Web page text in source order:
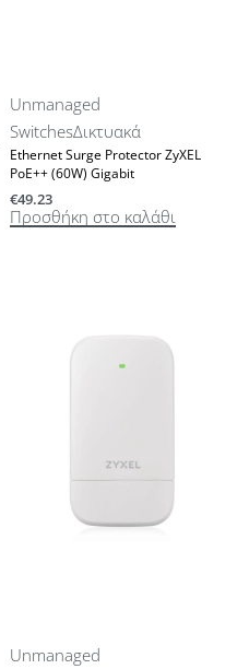
Unmanaged
SwitchesΔικτυακά
Ethernet Surge Protector ZyXEL
PoE++ (60W) Gigabit
€49.23
Προσθήκη στο καλάθι
Unmanaged